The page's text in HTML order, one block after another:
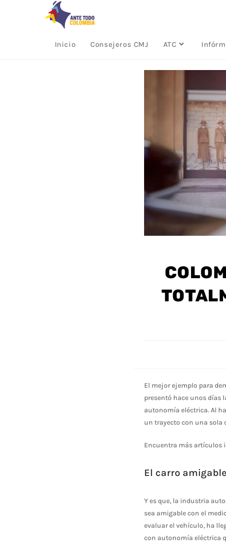
Inicio Consejeros CMJ ATC
El mejor ejemplo para
presentó hace unos días
autonomía eléctrica. Al
un trayecto con una sola
Encuentra más artículos
El carro
Y es que, la industria
sea amigable con el
evaluar el vehículo, ha
con autonomía eléctrica